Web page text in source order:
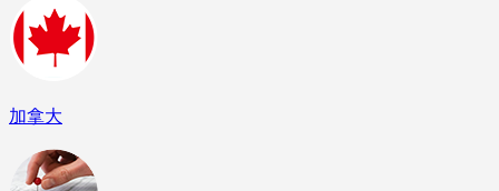
加拿大